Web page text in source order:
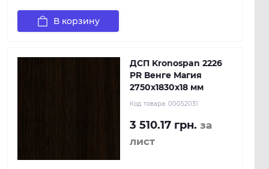
В корзину
ДСП Kronospan 2226
PR Венге Магия
2750x1830x18 мм
Код товара: 00052031
3 510.17 грн. за
лист